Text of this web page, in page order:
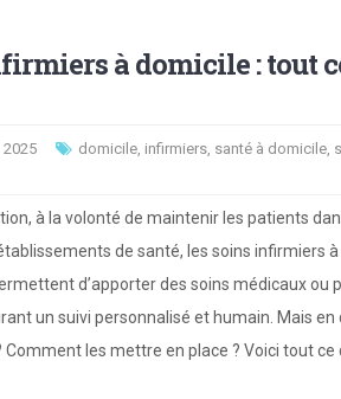
à domicile : tout
2025 domicile, infirmiers, santé à domicile,
à la volonté de maintenir les patients
de santé, les soins infirmiers
d’apporter des soins médicaux
un suivi personnalisé et humain. Mais
les mettre en place ? Voici tout ce